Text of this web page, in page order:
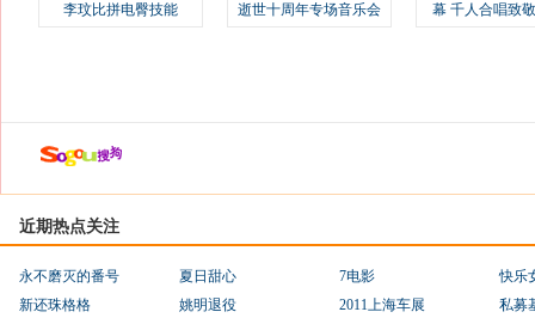
李玟比拼电臀技能
逝世十周年专场音乐会
幕 千人合唱致
近期热点关注
永不磨灭的番号 夏日甜心 7电影
快乐
新还珠格格
姚明退役 2011上海车展
私募